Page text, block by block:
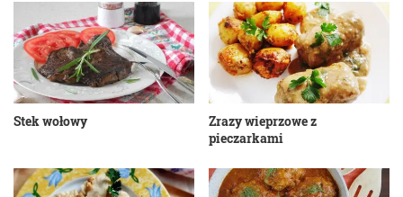
Stek wołowy
Zrazy wieprzowe z
pieczarkami